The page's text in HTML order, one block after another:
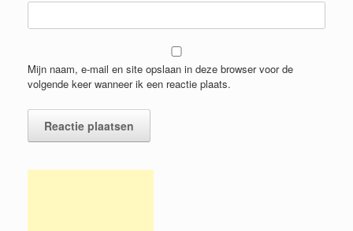
Mijn naam, e-mail en site opslaan in deze browser voor de
volgende keer wanneer ik een reactie plaats.